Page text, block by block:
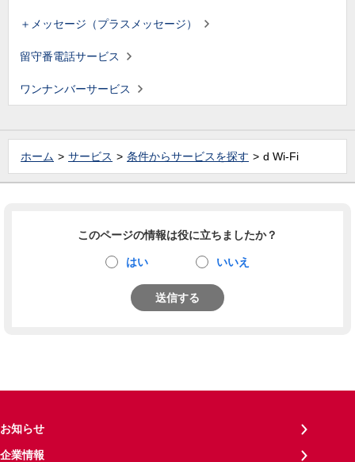
＋メッセージ（プラスメッセージ）
留守番電話サービス
ワンナンバーサービス
ホーム サービス 条件からサービスを探す d Wi-Fi
このページの情報は役に立ちましたか？
はい いいえ
送信する
お知らせ
企業情報